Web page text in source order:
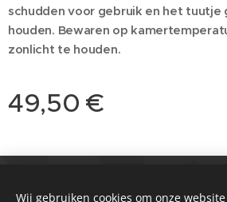
schudden voor gebruik en het tuutje
houden. Bewaren op
zonlicht te houden.
49,50 €
Passie huidverbetering
Wij gebruiken cookies om onze